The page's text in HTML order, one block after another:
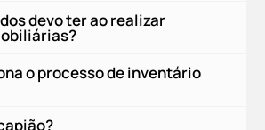
devo ter ao realizar
o processo de inventário